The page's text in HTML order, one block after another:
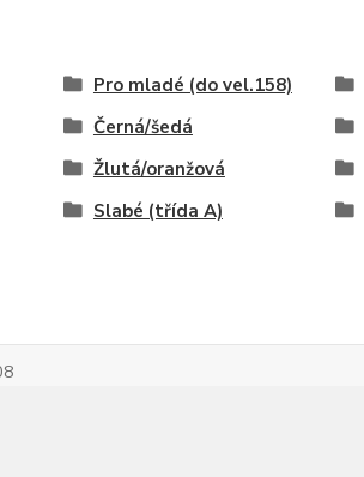
Pro mladé (do vel.158)
Černá/šedá
Žlutá/oranžová
Slabé (třída A)